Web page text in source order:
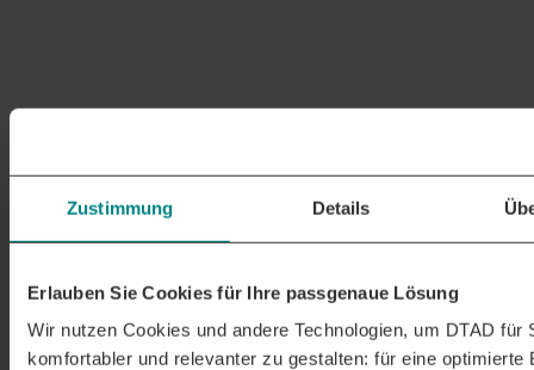
Zustimmung Details
Erlauben Sie Cookies für Ihre passgenaue Lösung
Wir nutzen Cookies und andere Technologien, um DTAD für
komfortabler und relevanter zu gestalten: für eine optimierte